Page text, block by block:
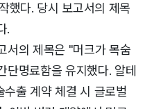
했다. 당시 보고서의 제목
.
서의 제목은 "머크가 목숨
단명료함을 유지했다. 알테
출 계약 체결 시 글로벌